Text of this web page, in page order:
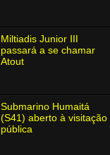
Miltiadis Junior Ⅲ
passará a se chamar
Atout
Submarino Humaitá
(S41) aberto à visitação
pública